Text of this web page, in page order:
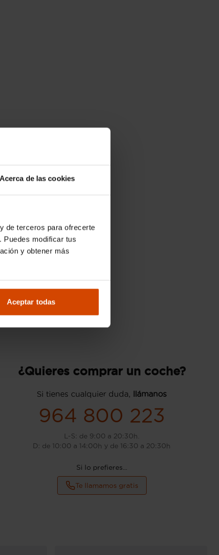
Acerca de las cookies
de terceros para ofrecerte
Puedes modificar tus
y obtener más
Aceptar todas
¿Quieres comprar un coche?
Si tienes cualquier duda, llámanos
964 800 223
L-S: de 9:00 a 20:30h.
D: de 10:00 a 14:00h y de 16:30 a 20:30h
Si lo prefieres...
Te llamamos gratis